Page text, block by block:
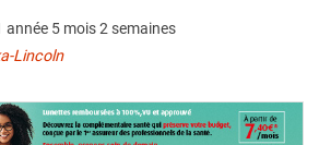
année 5 mois 2 semaines
Lincoln